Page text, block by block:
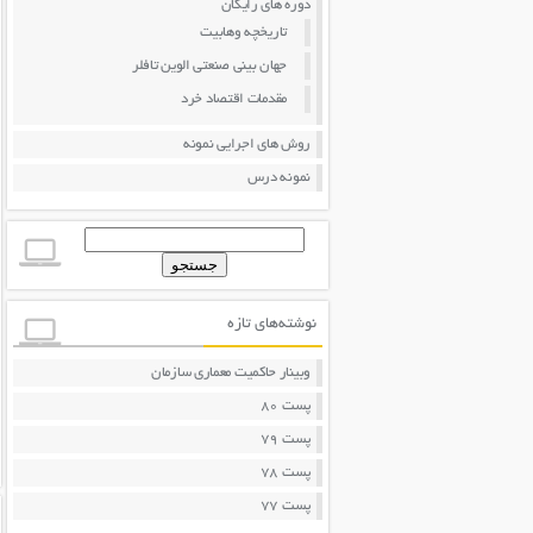
دوره های رایگان
تاریخچه وهابیت
جهان بینی صنعتی الوین تافلر
مقدمات اقتصاد خرد
روش های اجرایی نمونه
نمونه درس
جستجو
نوشته‌های تازه
وبینار حاکمیت معماری سازمان
پست 80
پست 79
پست 78
پست 77